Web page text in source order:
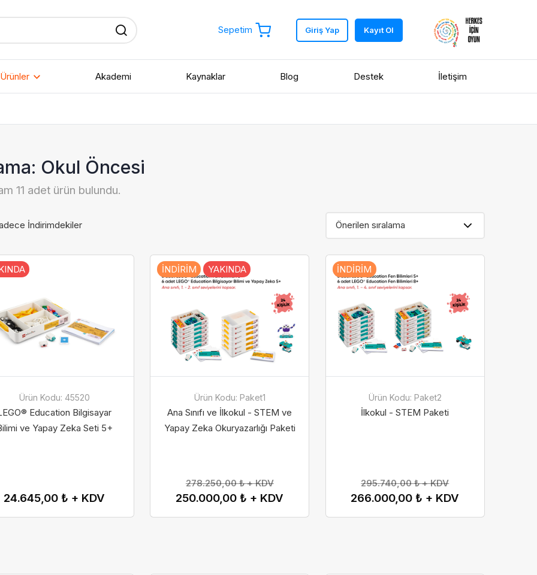
Sepetim Giriş Yap Kayıt Ol
Ürünler
İlkokul
STEAM
Akademi Kaynaklar Blog Destek İletişim
Okul Öncesi
11 adet ürün bulundu.
İndirimdekiler
Ürün Kodu: 45520
Education Bilgisayar
ve Yapay Zeka Seti 5+
24.645,00 ₺ + KDV
İNDIRIM YAKINDA
Ürün Kodu: Paket1
Ana Sınıfı ve İlkokul - STEM ve
Yapay Zeka Okuryazarlığı Paketi
278.250,00 ₺ + KDV
250.000,00 ₺ + KDV
İNDIRIM
Ürün Kodu: Paket2
İlkokul - STEM Paketi
295.740,00 ₺ + KDV
266.000,00 ₺ + KDV